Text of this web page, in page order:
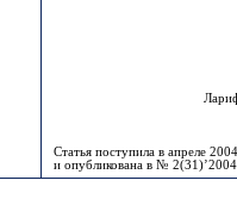
Статья поступила в апреле
и опубликована в №